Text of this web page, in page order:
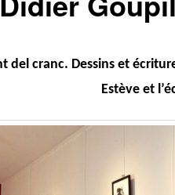
del cranc. Dessins et
Estève et